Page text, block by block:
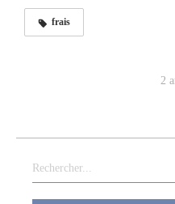
frais
2
Rechercher